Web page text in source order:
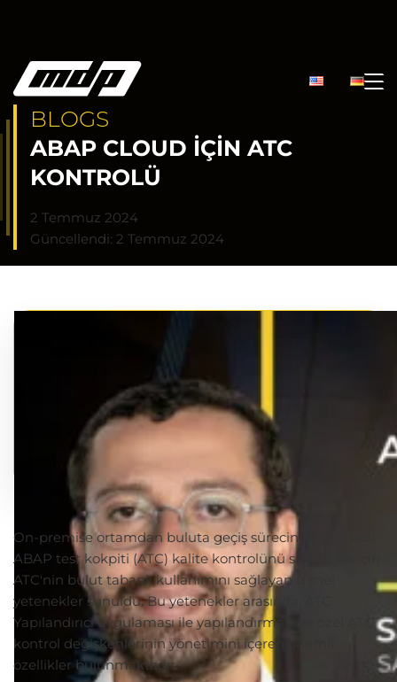
BLOGS
ABAP CLOUD İÇIN ATC
KONTROLÜ
2 Temmuz 2024
Güncellendi: 2 Temmuz 2024
On-premise ortamdan buluta geçiş sürecinde, merkezi
ABAP test kokpiti (ATC) kalite kontrolünü sağlamak için
ATC'nin bulut tabanlı kullanımını sağlayan temel
yetenekler sunuldu. Bu yetenekler arasında, ATC
Yapılandırıcı uygulaması ile yapılandırmayı ve özel ATC
kontrol değişkenlerinin yönetimini içeren önemli
özellikler bulunmaktadır.